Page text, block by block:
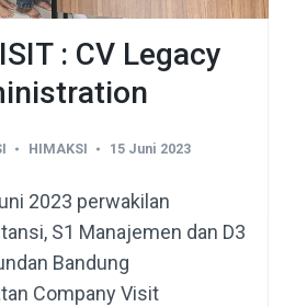
: CV Legacy
HIMAKSI 15 Juni 2023
2023 perwakilan
S1 Manajemen dan D3
Bandung
Company Visit